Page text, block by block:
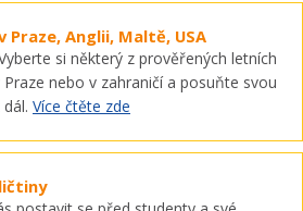
Anglii, Maltě, USA
si některý z prověřených letních
nebo v zahraničí a posuňte svou
Více čtěte zde